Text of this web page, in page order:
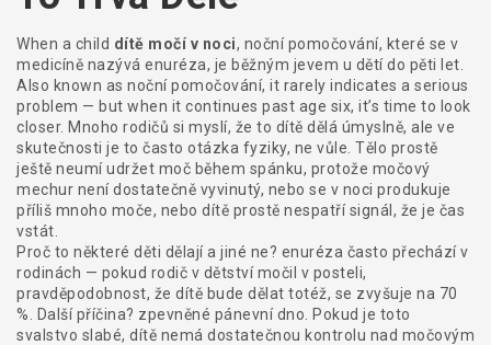
When a child dítě močí v noci, noční pomočování, které se v
medicíně nazývá enuréza, je běžným jevem u dětí do pěti let
Also known as noční pomočování, it rarely indicates a serious
problem — but when it continues past age six, it’s time to look
closer. Mnoho rodičů si myslí, že to dítě dělá úmyslně, ale ve
skutečnosti je to často otázka fyziky, ne vůle. Tělo prostě
ještě neumí udržet moč během spánku, protože močový
mechur není dostatečně vyvinutý, nebo se v noci produkuje
příliš mnoho moče, nebo dítě prostě nespatří signál, že je čas
vstát.
Proč to některé děti dělají a jiné ne? enuréza často přechází v
rodinách — pokud rodič v dětství močil v posteli,
pravděpodobnost, že dítě bude dělat totéž, se zvyšuje na 70
%. Další příčina? zpevněné pánevní dno . Pokud je toto
svalstvo slabé, dítě nemá dostatečnou kontrolu nad močovým